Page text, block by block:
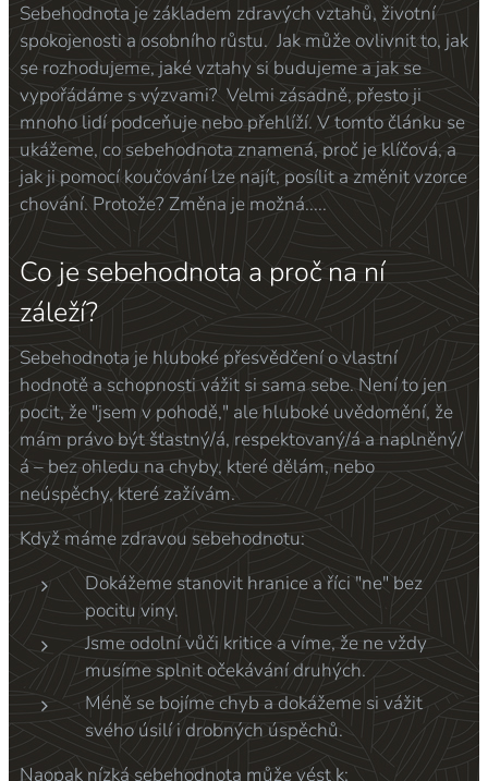
Sebehodnota je základem zdravých vztahů, životní
spokojenosti a osobního růstu. Jak může ovlivnit to, jak
se rozhodujeme, jaké vztahy si budujeme a jak se
vypořádáme s výzvami? Velmi zásadně, přesto ji
mnoho lidí podceňuje nebo přehlíží. V tomto článku se
ukážeme, co sebehodnota znamená, proč je klíčová, a
jak ji pomocí koučování lze najít, posílit a změnit vzorce
chování. Protože? Změna je možná.....
Co je sebehodnota a proč na ní
záleží?
Sebehodnota je hluboké přesvědčení o vlastní
hodnotě a schopnosti vážit si sama sebe. Není to jen
pocit, že "jsem v pohodě," ale hluboké uvědomění, že
mám právo být šťastný/á, respektovaný/á a naplněný/
á – bez ohledu na chyby, které dělám, nebo
neúspěchy, které zažívám.
Když máme zdravou sebehodnotu:
Dokážeme stanovit hranice a říci "ne" bez
pocitu viny.
Jsme odolní vůči kritice a víme, že ne vždy
musíme splnit očekávání druhých.
Méně se bojíme chyb a dokážeme si vážit
svého úsilí i drobných úspěchů.
Naopak nízká sebehodnota může vést k: